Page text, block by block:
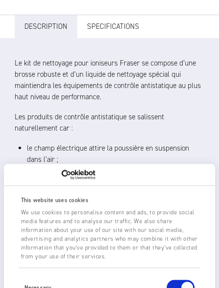
This website uses cookies
We use cookies to personalise content and ads, to provide social
media features and to analyse our traffic. We also share
information about your use of our site with our social media,
advertising and analytics partners who may combine it with other
information that you’ve provided to them or that they’ve collected
from your use of their services.
DESCRIPTION SPECIFICATIONS
Le kit de nettoyage pour ioniseurs Fraser se compose d’une
brosse robuste et d’un liquide de nettoyage spécial qui
maintiendra les équipements de contrôle antistatique au plus
haut niveau de performance.
Les produits de contrôle antistatique se salissent
naturellement car :
le champ électrique attire la poussière en suspension
dans l’air ;
la haute tension « carbonise » l’air en déposant une
couche noire conductrice sur le dispositif ; et
l’impression, la contamination peut provenir de l’encre ou
du revêtement. D’autres applications, telles que le
traitement à chaud des plastiques, produisent des gaz qui
peuvent recouvrir l’électrode d’un revêtement
conducteur.
En déviant l’énergie vers la terre, la contamination réduit
l’énergie disponible pour l’ionisation dans l’émetteur. Dans les